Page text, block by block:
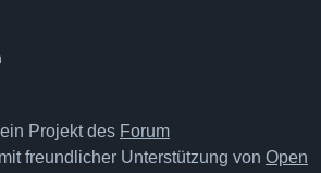
Projekt des Forum
freundlicher Unterstützung von Open